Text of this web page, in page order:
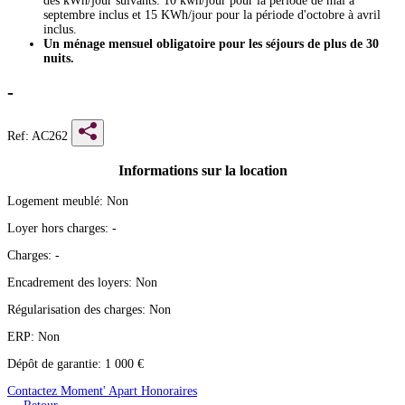
septembre inclus et 15 KWh/jour pour la période d'octobre à avril
inclus.
Un ménage mensuel obligatoire pour les séjours de plus de 30
nuits.
-
Ref: AC262
Informations sur la location
Logement meublé: Non
Loyer hors charges: -
Charges: -
Encadrement des loyers: Non
Régularisation des charges: Non
ERP: Non
Dépôt de garantie: 1 000 €
Contactez Moment' Apart Honoraires